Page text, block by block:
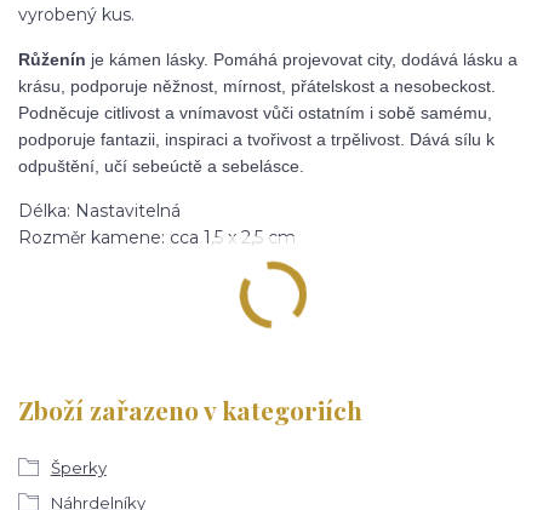
vyrobený kus.
Růženín je kámen lásky. Pomáhá projevovat city, dodává lásku a
krásu, podporuje něžnost, mírnost, přátelskost a nesobeckost.
Podněcuje citlivost a vnímavost vůči ostatním i sobě samému,
podporuje fantazii, inspiraci a tvořivost a trpělivost. Dává sílu k
odpuštění, učí sebeúctě a sebelásce.
Délka: Nastavitelná
Rozměr kamene: cca 1,5 x 2,5 cm
Zboží zařazeno v kategoriích
Šperky
Náhrdelníky